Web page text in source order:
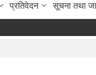
प्रतिवेदन सूचना तथा